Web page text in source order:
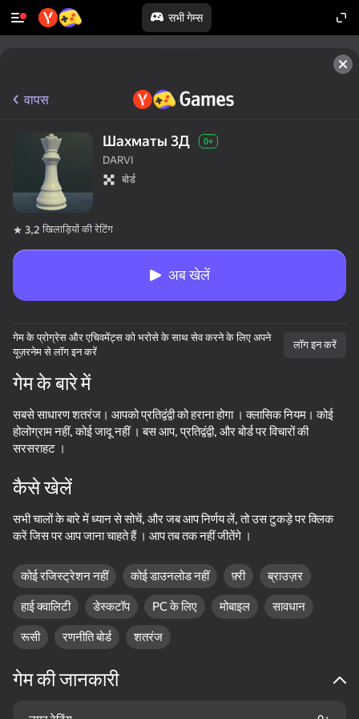
सभी गेम्स
यह गेम केवल लैंडस्केप
ओरिएंटेशन का समर्थन करता है
73
वापस
Шахматы 3Д 0+
DARVI
बोर्ड
3,2 खिलाड़ियों की रेटिंग
अब खेलें
गेम के प्रोग्रेस और एचिवमेंट्स को भरोसे के साथ सेव करने के लिए अपने
यूज़रनेम से लॉग इन करें
लॉग इन करें
गेम के बारे में
सबसे साधारण शतरंज। आपको प्रतिद्वंद्वी को हराना होगा । क्लासिक नियम। कोई
होलोग्राम नहीं, कोई जादू नहीं । बस आप, प्रतिद्वंद्वी, और बोर्ड पर विचारों की
सरसराहट ।
कैसे खेलें
सभी चालों के बारे में ध्यान से सोचें, और जब आप निर्णय लें, तो उस टुकड़े पर क्लिक
करें जिस पर आप जाना चाहते हैं । आप तब तक नहीं जीतेंगे ।
कोई रजिस्ट्रेशन नहीं कोई डाउनलोड नहीं फ़्री ब्राउज़र
हाई क्वालिटी डेस्कटॉप PC के लिए मोबाइल सावधान
रूसी रणनीति बोर्ड शतरंज
गेम की जानकारी